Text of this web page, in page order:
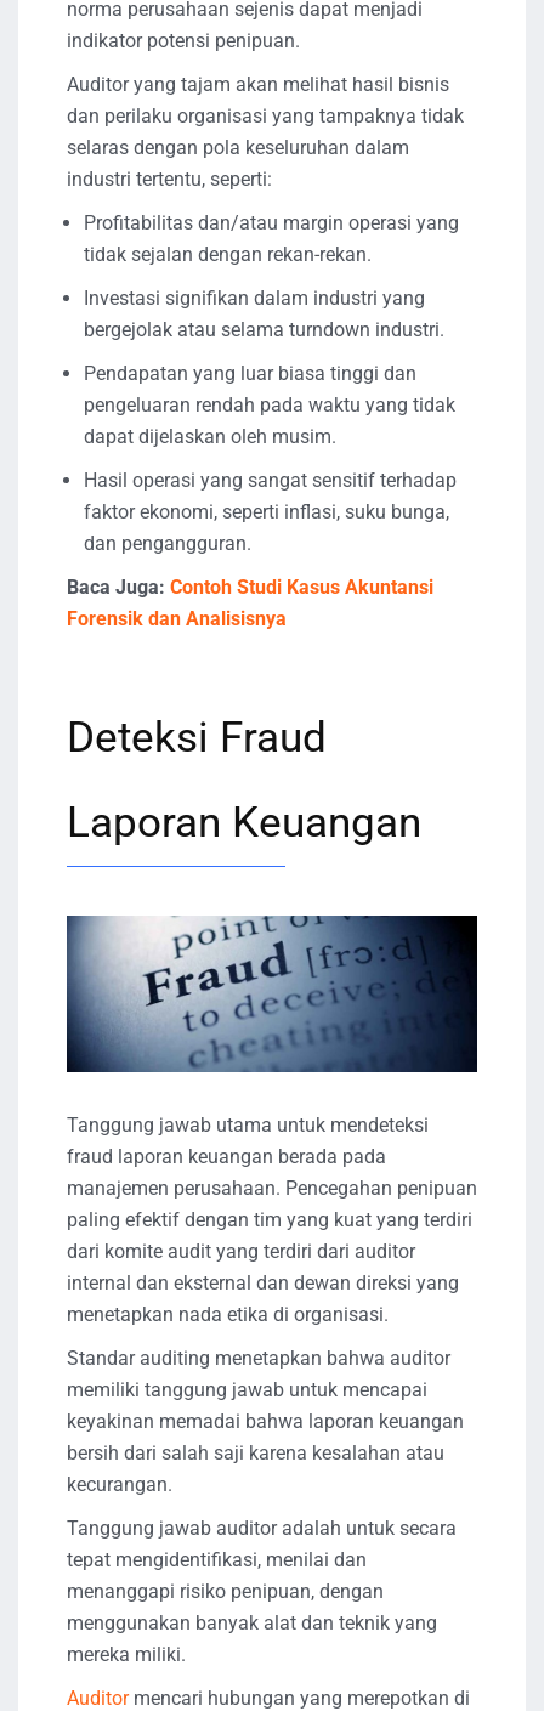
norma perusahaan sejenis dapat menjadi
indikator potensi penipuan.
Auditor yang tajam akan melihat hasil bisnis
dan perilaku organisasi yang tampaknya tidak
selaras dengan pola keseluruhan dalam
industri tertentu, seperti:
Profitabilitas dan/atau margin operasi yang
tidak sejalan dengan rekan-rekan.
Investasi signifikan dalam industri yang
bergejolak atau selama turndown industri.
Pendapatan yang luar biasa tinggi dan
pengeluaran rendah pada waktu yang tidak
dapat dijelaskan oleh musim.
Hasil operasi yang sangat sensitif terhadap
faktor ekonomi, seperti inflasi, suku bunga,
dan pengangguran.
Baca Juga: Contoh Studi Kasus Akuntansi
Forensik dan Analisisnya
Deteksi Fraud
Laporan Keuangan
Tanggung jawab utama untuk mendeteksi
fraud laporan keuangan berada pada
manajemen perusahaan. Pencegahan penipuan
paling efektif dengan tim yang kuat yang terdiri
dari komite audit yang terdiri dari auditor
internal dan eksternal dan dewan direksi yang
menetapkan nada etika di organisasi.
Standar auditing menetapkan bahwa auditor
memiliki tanggung jawab untuk mencapai
keyakinan memadai bahwa laporan keuangan
bersih dari salah saji karena kesalahan atau
kecurangan.
Tanggung jawab auditor adalah untuk secara
tepat mengidentifikasi, menilai dan
menanggapi risiko penipuan, dengan
menggunakan banyak alat dan teknik yang
mereka miliki.
Auditor mencari hubungan yang merepotkan di